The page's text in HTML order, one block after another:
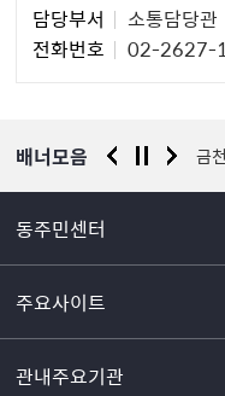
자
담당부서
소통담당관
전화번호
02-2627-
배너모음
서울시 평생학습포털 금
동주민센터
주요사이트
관내주요기관